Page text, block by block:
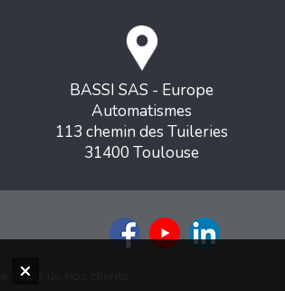
BASSI SAS - Europe
Automatismes
113 chemin des Tuileries
31400 Toulouse
Avis de nos clients